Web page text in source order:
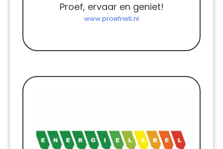
Proef, ervaar en geniet!
www.proefrieti.nl